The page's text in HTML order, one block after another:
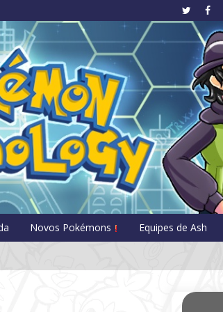
Pokémon
Novos Pokémons Equipes de Ash